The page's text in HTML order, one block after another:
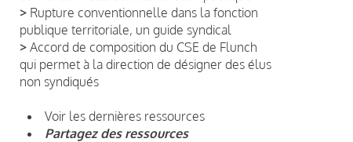
> Rupture conventionnelle dans la fonction
publique territoriale, un guide syndical
> Accord de composition du CSE de Flunch
qui permet à la direction de désigner des élus
non syndiqués
Voir les dernières ressources
Partagez des ressources